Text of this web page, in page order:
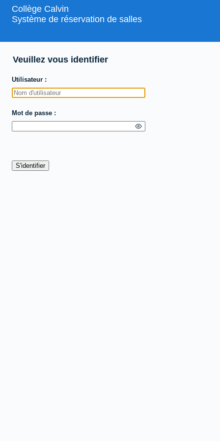
Collège Calvin
Système de réservation de salles
Veuillez vous identifier
Utilisateur
Mot de passe